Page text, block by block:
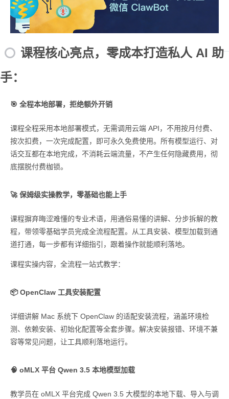
课程核心亮点，零成本打造私人 AI 助
手：
🎯 全程本地部署，拒绝额外开销
课程全程采用本地部署模式，无需调用云端 API，不用按月付费、
按次扣费，一次完成配置，即可永久免费使用。所有模型运行、对
话交互都在本地完成，不消耗云端流量，不产生任何隐藏费用，彻
底摆脱付费枷锁。
🚀 保姆级实操教学，零基础也能上手
课程摒弃晦涩难懂的专业术语，用通俗易懂的讲解、分步拆解的教
程，带领零基础学员完成全流程配置。从工具安装、模型加载到通
道打通，每一步都有详细指引，跟着操作就能顺利落地。
课程实操内容，全流程一站式教学：
📦 OpenClaw 工具安装配置
详细讲解 Mac 系统下 OpenClaw 的适配安装流程，涵盖环境检
测、依赖安装、初始化配置等全套步骤。解决安装报错、环境不兼
容等常见问题，让工具顺利落地运行。
🧠 oMLX 平台 Qwen 3.5 本地模型加载
教学员在 oMLX 平台完成 Qwen 3.5 大模型的本地下载、导入与调